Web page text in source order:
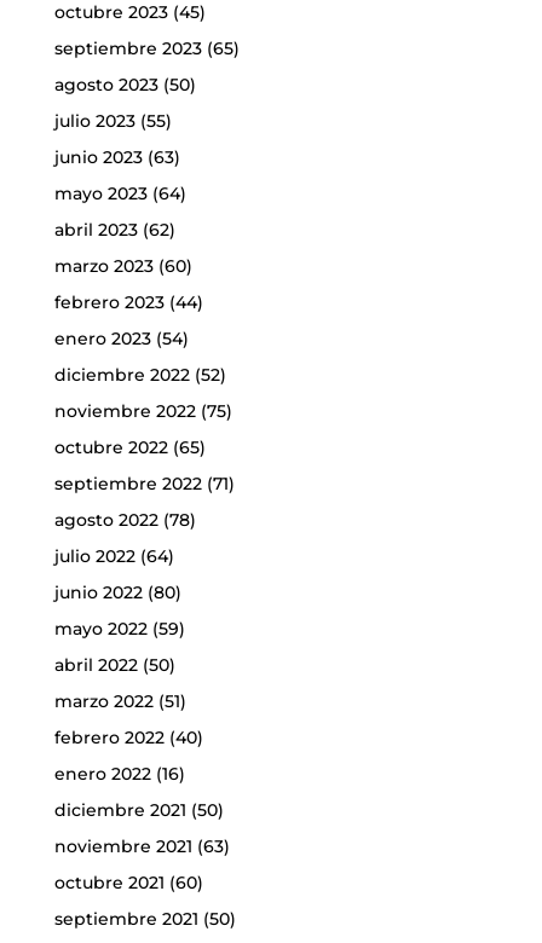
octubre 2023(45)
septiembre 2023(65)
agosto 2023(50)
julio 2023(55)
junio 2023(63)
mayo 2023(64)
abril 2023(62)
marzo 2023(60)
febrero 2023(44)
enero 2023(54)
diciembre 2022(52)
noviembre 2022(75)
octubre 2022(65)
septiembre 2022(71)
agosto 2022(78)
julio 2022(64)
junio 2022(80)
mayo 2022(59)
abril 2022(50)
marzo 2022(51)
febrero 2022(40)
enero 2022(16)
diciembre 2021 (50)
noviembre 2021 (63)
octubre 2021 (60)
septiembre 2021 (50)